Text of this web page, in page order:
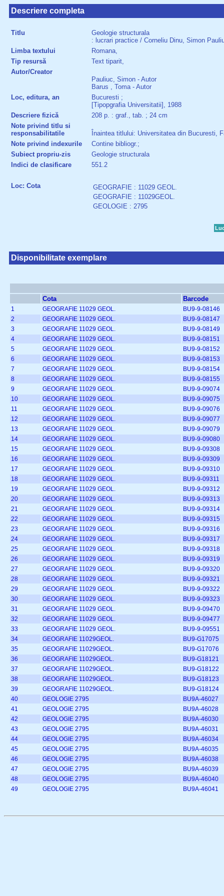
Descriere completa
Titlu
Geologie structurala
: lucrari practice / Corneliu Dinu, Simon
Limba textului
Romana,
Tip resursă
Text tiparit,
Autor/Creator
Pauliuc, Simon - Autor
Barus , Toma - Autor
Loc, editura, an
Bucuresti ;
[Tipopgrafia Universitatii], 1988
Descriere fizică
208 p. : graf., tab. ; 24 cm
Note privind titlu si
responsabilitatile
Înaintea titlului: Universitatea din Bucuresti,
Note privind indexurile
Contine bibliogr.;
Subiect propriu-zis
Geologie structurala
Indici de clasificare
551.2
Loc: Cota
GEOGRAFIE : 11029 GEOL.
GEOGRAFIE : 11029GEOL.
GEOLOGIE : 2795
Disponibilitate exemplare
Cota Barcode
1 GEOGRAFIE 11029 GEOL.
BU9-9-08146
2
GEOGRAFIE 11029 GEOL.
BU9-9-08147
3
GEOGRAFIE 11029 GEOL.
BU9-9-08149
4
GEOGRAFIE 11029 GEOL.
BU9-9-08151
5
GEOGRAFIE 11029 GEOL.
BU9-9-08152
6
GEOGRAFIE 11029 GEOL.
BU9-9-08153
7
GEOGRAFIE 11029 GEOL.
BU9-9-08154
8
GEOGRAFIE 11029 GEOL.
BU9-9-08155
9
GEOGRAFIE 11029 GEOL.
BU9-9-09074
10
GEOGRAFIE 11029 GEOL.
BU9-9-09075
11
GEOGRAFIE 11029 GEOL.
BU9-9-09076
12
GEOGRAFIE 11029 GEOL.
BU9-9-09077
13
GEOGRAFIE 11029 GEOL.
BU9-9-09079
14
GEOGRAFIE 11029 GEOL.
BU9-9-09080
15
GEOGRAFIE 11029 GEOL.
BU9-9-09308
16
GEOGRAFIE 11029 GEOL.
BU9-9-09309
17
GEOGRAFIE 11029 GEOL.
BU9-9-09310
18
GEOGRAFIE 11029 GEOL.
BU9-9-09311
19
GEOGRAFIE 11029 GEOL.
BU9-9-09312
20
GEOGRAFIE 11029 GEOL.
BU9-9-09313
21
GEOGRAFIE 11029 GEOL.
BU9-9-09314
22
GEOGRAFIE 11029 GEOL.
BU9-9-09315
23
GEOGRAFIE 11029 GEOL.
BU9-9-09316
24
GEOGRAFIE 11029 GEOL.
BU9-9-09317
25
GEOGRAFIE 11029 GEOL.
BU9-9-09318
26
GEOGRAFIE 11029 GEOL.
BU9-9-09319
27
GEOGRAFIE 11029 GEOL.
BU9-9-09320
28
GEOGRAFIE 11029 GEOL.
BU9-9-09321
29
GEOGRAFIE 11029 GEOL.
BU9-9-09322
30
GEOGRAFIE 11029 GEOL.
BU9-9-09323
31
GEOGRAFIE 11029 GEOL.
BU9-9-09470
32
GEOGRAFIE 11029 GEOL.
BU9-9-09477
33
GEOGRAFIE 11029 GEOL.
BU9-9-09551
34
GEOGRAFIE 11029GEOL.
BU9-G17075
35
GEOGRAFIE 11029GEOL.
BU9-G17076
36
GEOGRAFIE 11029GEOL.
BU9-G18121
37
GEOGRAFIE 11029GEOL.
BU9-G18122
38
GEOGRAFIE 11029GEOL.
BU9-G18123
39
GEOGRAFIE 11029GEOL.
BU9-G18124
40
GEOLOGIE 2795
BU9A-46027
41
GEOLOGIE 2795
BU9A-46028
42
GEOLOGIE 2795
BU9A-46030
43
GEOLOGIE 2795
BU9A-46031
44
GEOLOGIE 2795
BU9A-46034
45
GEOLOGIE 2795
BU9A-46035
46
GEOLOGIE 2795
BU9A-46038
47
GEOLOGIE 2795
BU9A-46039
48
GEOLOGIE 2795
BU9A-46040
49
GEOLOGIE 2795 BU9A-46041